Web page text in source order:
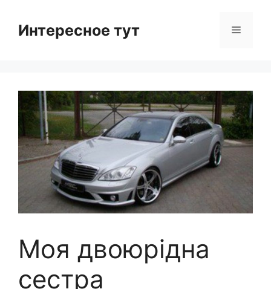
contentИнтересное тут Menu
Моя двоюрідна
сестра